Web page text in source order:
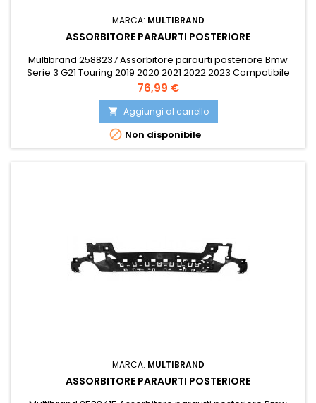
MARCA: MULTIBRAND
ASSORBITORE PARAURTI POSTERIORE
Multibrand 2588237 Assorbitore paraurti posteriore Bmw
Serie 3 G21 Touring 2019 2020 2021 2022 2023 Compatibile
con: OE 51128079607 PRASCO BM0351672
Prezzo
76,99 €
 Aggiungi al carrello
 Non disponibile
MARCA: MULTIBRAND
ASSORBITORE PARAURTI POSTERIORE